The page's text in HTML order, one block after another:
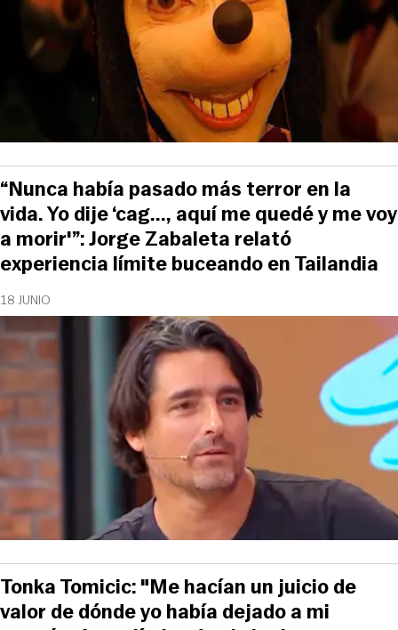
18 JUNIO
“Nunca había pasado más terror en la
vida. Yo dije ‘cag..., aquí me quedé y me voy
a morir'”: Jorge Zabaleta relató
experiencia límite buceando en Tailandia
Tonka Tomicic: "Me hacían un juicio de
valor de dónde yo había dejado a mi